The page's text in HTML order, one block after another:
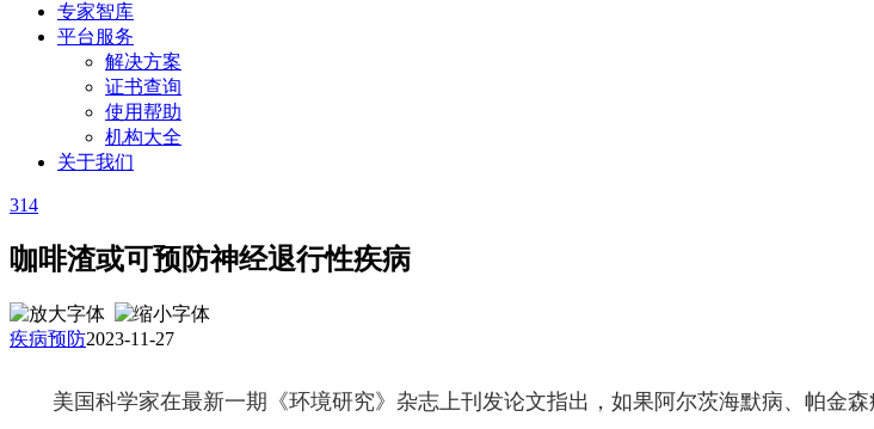
专家智库
平台服务
解决方案
证书查询
使用帮助
机构大全
关于我们
314
咖啡渣或可预防神经退行性疾病
疾病预防2023-11-27
美国科学家在最新一期《环境研究》杂志上刊发论文指出，如果阿尔茨海默病、帕金